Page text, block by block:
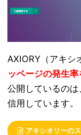
AXIORY（アキシ
ッページの発生率
公開しているの
信用しています。
アキシオリーの